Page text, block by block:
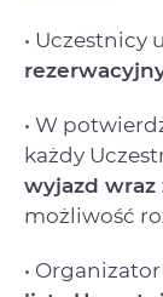
• Uczestnicy
• W
każdy
wyjazd wraz
możliwość
•